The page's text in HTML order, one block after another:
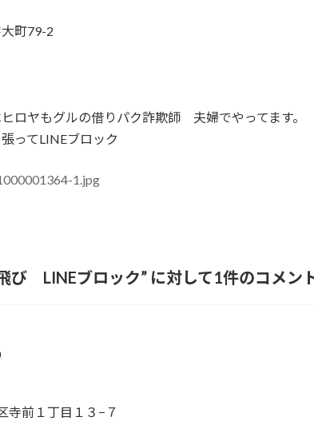
町79-2
ロヤもグルの借りパク詐欺師 夫婦でやってます。
ってLINEブロック
び LINEブロック” に対して1件のコメン
寺前１丁目１３−７